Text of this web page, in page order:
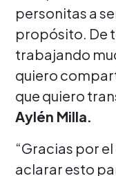
personitas a
propósito. De
trabajando
quiero
que quiero
Aylén Milla.
“Gracias por
aclarar esto